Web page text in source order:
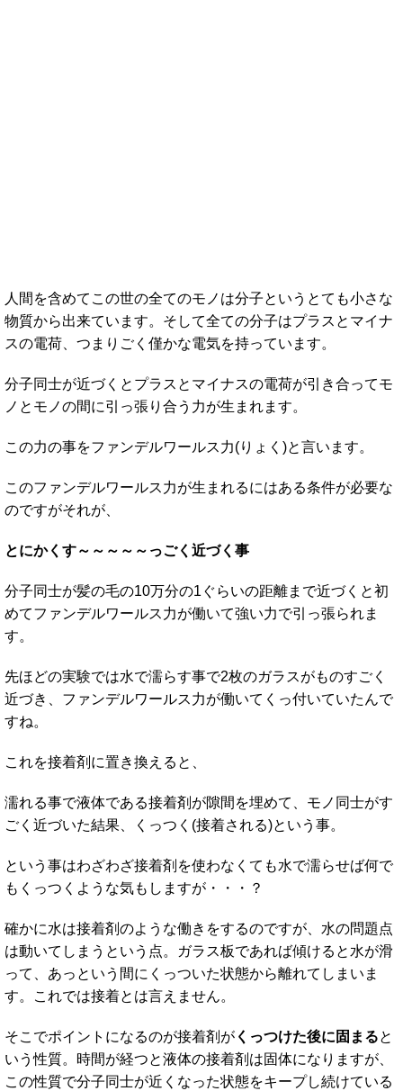
人間を含めてこの世の全てのモノは分子というとても小さな
物質から出来ています。そして全ての分子はプラスとマイナ
スの電荷、つまりごく僅かな電気を持っています。
分子同士が近づくとプラスとマイナスの電荷が引き合ってモ
ノとモノの間に引っ張り合う力が生まれます。
この力の事をファンデルワールス力(りょく)と言います。
このファンデルワールス力が生まれるにはある条件が必要な
のですがそれが、
とにかくす～～～～～っごく近づく事
分子同士が髪の毛の10万分の1ぐらいの距離まで近づくと初
めてファンデルワールス力が働いて強い力で引っ張られま
す。
先ほどの実験では水で濡らす事で2枚のガラスがものすごく
近づき、ファンデルワールス力が働いてくっ付いていたんで
すね。
これを接着剤に置き換えると、
濡れる事で液体である接着剤が隙間を埋めて、モノ同士がす
ごく近づいた結果、くっつく(接着される)という事。
という事はわざわざ接着剤を使わなくても水で濡らせば何で
もくっつくような気もしますが・・・？
確かに水は接着剤のような働きをするのですが、水の問題点
は動いてしまうという点。ガラス板であれば傾けると水が滑
って、あっという間にくっついた状態から離れてしまいま
す。これでは接着とは言えません。
そこでポイントになるのが接着剤が くっつけた後に固まると
いう性質。時間が経つと液体の接着剤は固体になりますが、
この性質で分子同士が近くなった状態をキープし続けている